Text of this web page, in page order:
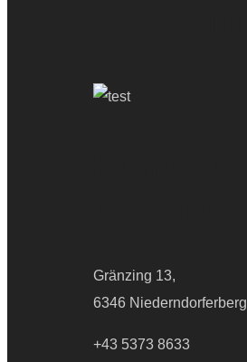
Gränzing 13,
6346 Niederndorferberg
+43 5373 8633